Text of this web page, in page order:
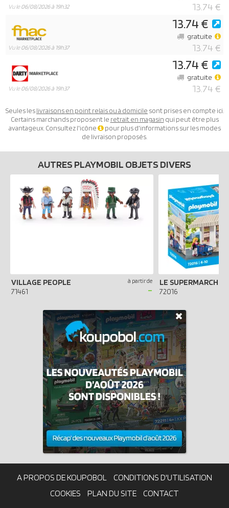
Vu le06/08/2026 à 19h32 13.74 €
Vu le06/08/2026 à 19h37
13.74 €
13.74 €
gratuite
Vu le06/08/2026 à 19h37
13.74 €
13.74 €
gratuite
Seules leslivraisons en point relais ou à domicile sont prises en compte ici.
Certains marchands proposent le retrait en magasin qui peut être plus
avantageux. Consultez l'icône
pour plus d'informations sur les modes
de livraison proposés.
AUTRES PLAYMOBIL OBJETS DIVERS
VILLAGE PEOPLE
71461
à partir de
- 72016
A PROPOS DE KOUPOBOL
CONDITIONS D'UTILISATION
COOKIES
PLAN DU SITE CONTACT